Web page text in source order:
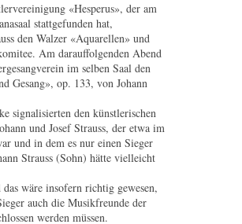
«Hesperus», der am
stattgefunden hat,
den Walzer «Aquarellen» und
Am darauffolgenden Abend
im selben Saal den
Gesang», op. 133, von Johann
signalisierten den künstlerischen
und Josef Strauss, der etwa im
und in dem es nur einen Sieger
Strauss (Sohn) hätte vielleicht
wäre insofern richtig gewesen,
auch die Musikfreunde der
werden müssen.